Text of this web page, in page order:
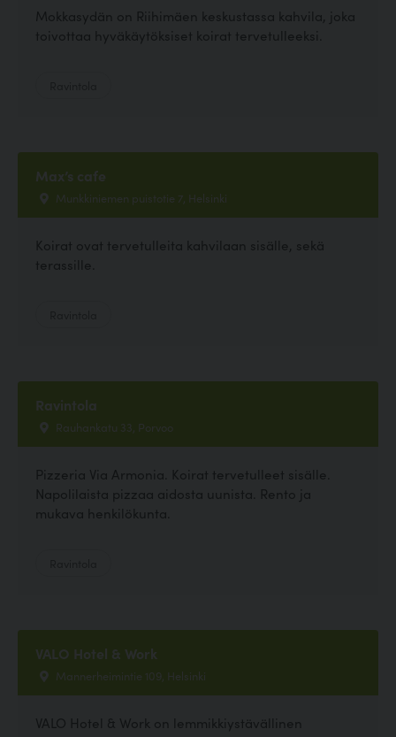
Mokkasydän on Riihimäen keskustassa kahvila, joka
toivottaa hyväkäytöksiset koirat tervetulleeksi.
Max’s cafe
Munkkiniemen puistotie 7, Helsinki
Koirat ovat tervetulleita kahvilaan sisälle, sekä
terassille.
Ravintola
Rauhankatu 33, Porvoo
Pizzeria Via Armonia. Koirat tervetulleet sisälle.
Napolilaista pizzaa aidosta uunista. Rento ja
mukava henkilökunta.
VALO Hotel & Work
Mannerheimintie 109, Helsinki
VALO Hotel & Work on lemmikkiystävällinen